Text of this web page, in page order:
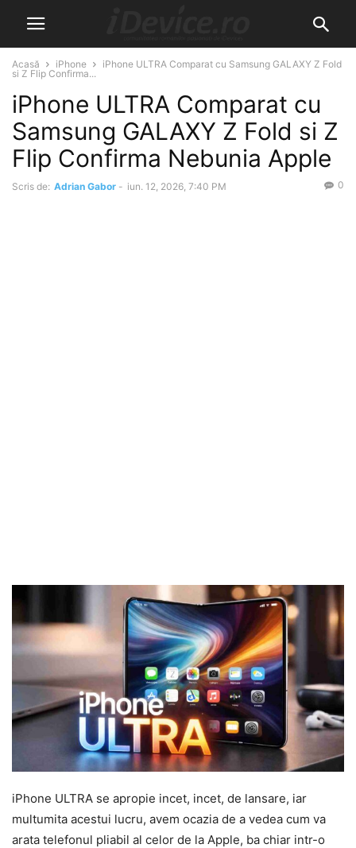
Acasă iPhone
iPhone ULTRA Comparat cu Samsung GALAXY Z Fold
si Z Flip Confirma...
iPhone ULTRA Comparat cu
Samsung GALAXY Z Fold si Z
Flip Confirma Nebunia Apple
Scris de: Adrian Gabor - iun. 12, 2026, 7:40 PM 0
iPhone ULTRA se apropie incet, incet, de lansare, iar
multumita acestui lucru, avem ocazia de a vedea cum va
arata telefonul pliabil al celor de la Apple, ba chiar intr-o